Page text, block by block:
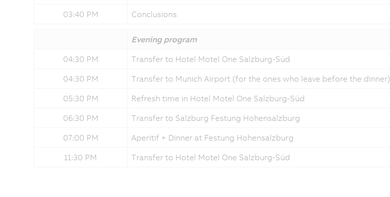
03:40 PM
Conclusions
Evening program
04:30 PM
Transfer to Hotel Motel One Salzburg-Süd
04:30 PM
Transfer to Munich Airport (for the ones who leave before the dinner)
05:30 PM
Refresh time in Hotel Motel One Salzburg-Süd
06:30 PM
Transfer to Salzburg Festung Hohensalzburg
07:00 PM
Aperitif + Dinner at Festung Hohensalzburg
11:30 PM
Transfer to Hotel Motel One Salzburg-Süd